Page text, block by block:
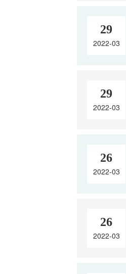
29
2022-03
29
2022-03
26
2022-03
26
2022-03